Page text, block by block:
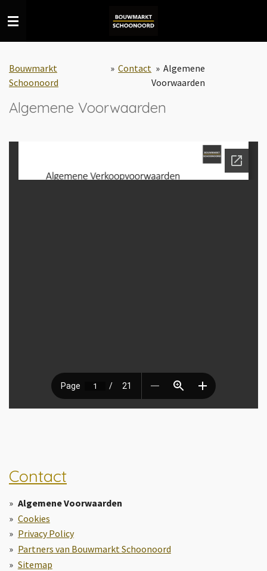
direct
naar
hoofdinhoud
Bouwmarkt
Schoonoord
» Contact » Algemene
Voorwaarden
Algemene Voorwaarden
Contact
Algemene Voorwaarden
Cookies
Privacy Policy
Partners van Bouwmarkt Schoonoord
Sitemap